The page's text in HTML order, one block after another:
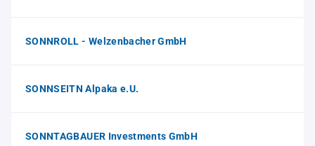
SONNROLL - Welzenbacher GmbH
SONNSEITN Alpaka e.U.
SONNTAGBAUER Investments GmbH